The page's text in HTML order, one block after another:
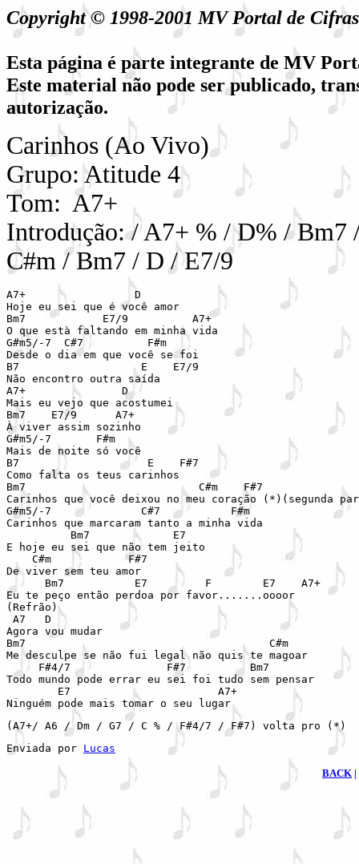
Copyright © 1998-2001 MV Portal de
Esta página é parte integrante de MV
Este material não pode ser publicado,
autorização.
Carinhos (Ao Vivo)
Grupo: Atitude 4
Tom: A7+
Introdução: / A7+ % / D% / Bm7
C#m / Bm7 / D / E7/9
A7+                 D
Hoje eu sei que é você amor
Bm7            E7/9          A7+
O que està faltando em minha vida
G#m5/-7  C#7          F#m
Desde o dia em que você se foi
B7                   E    E7/9
Não encontro outra saída
A7+               D
Mais eu vejo que acostumei
Bm7    E7/9      A7+
À viver assim sozinho
G#m5/-7       F#m
Mais de noite só você
B7                    E    F#7
Como falta os teus carinhos
Bm7                           C#m    F#7
Carinhos que você deixou no meu coração (*)(segunda
G#m5/-7              C#7           F#m
Carinhos que marcaram tanto a minha vida
          Bm7             E7
E hoje eu sei que não tem jeito
    C#m            F#7
De viver sem teu amor
      Bm7           E7         F        E7    A7+
Eu te peço então perdoa por favor.......oooor
(Refrão)
A7   D
Agora vou mudar
Bm7                                      C#m
Me desculpe se não fui legal não quis te magoar
     F#4/7               F#7          Bm7
Todo mundo pode errar eu sei foi tudo sem pensar
        E7                       A7+
Ninguém pode mais tomar o seu lugar
(A7+/ A6 / Dm / G7 / C % / F#4/7 / F#7) volta pro (*)
Enviada por Lucas
BACK |